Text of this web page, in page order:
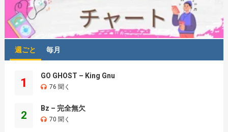
週ごと 毎月
1
GO GHOST – King Gnu
76 聞く
2
Bz – 完全無欠
70 聞く